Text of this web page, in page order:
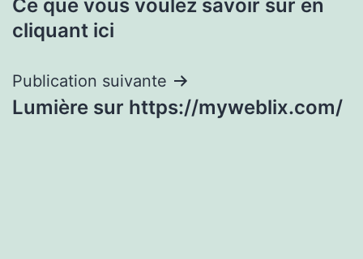
de
Ce que vous voulez savoir sur en
cliquant ici
Publication suivante
Lumière sur https://myweblix.com/